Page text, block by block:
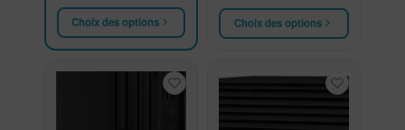
Choix des options Choix des options